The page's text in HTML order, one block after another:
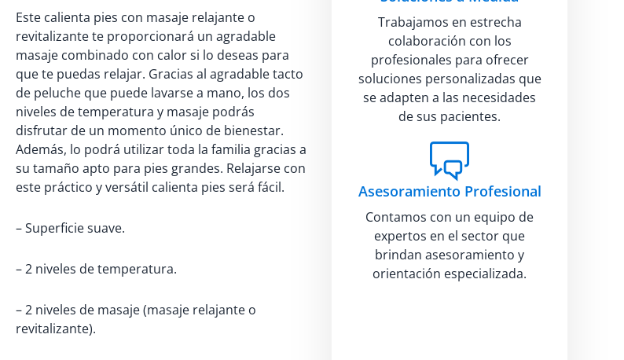
de
5
Este calienta pies con masaje relajante o
revitalizante te proporcionará un agradable
masaje combinado con calor si lo deseas para
que te puedas relajar. Gracias al agradable tacto
de peluche que puede lavarse a mano, los dos
niveles de temperatura y masaje podrás
disfrutar de un momento único de bienestar.
Además, lo podrá utilizar toda la familia gracias a
su tamaño apto para pies grandes. Relajarse con
este práctico y versátil calienta pies será fácil.
– Superficie suave.
– 2 niveles de temperatura.
– 2 niveles de masaje (masaje relajante o
revitalizante).
Trabajamos en estrecha
colaboración con los
profesionales para ofrecer
soluciones personalizadas que
se adapten a las necesidades
de sus pacientes.
Asesoramiento Profesional
Contamos con un equipo de
expertos en el sector que
brindan asesoramiento y
orientación especializada.